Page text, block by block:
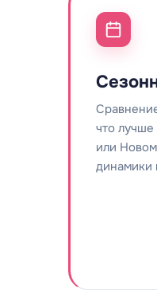
что лучше
или
динамики